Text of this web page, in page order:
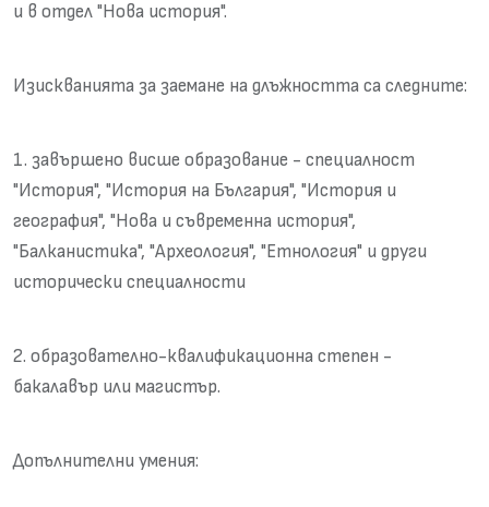
и в отдел "Нова история".
Изискванията за заемане на длъжността са следните:
1. завършено висше образование - специалност
"История", "История на България", "История и
география", "Нова и съвременна история",
"Балканистика", "Археология", "Етнология" и други
исторически специалности
2. образователно-квалификационна степен -
бакалавър или магистър.
Допълнителни умения: